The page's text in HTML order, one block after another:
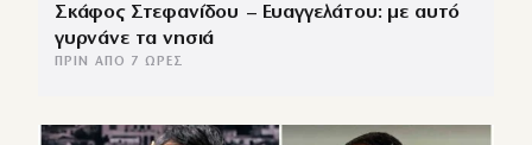
Σκάφος Στεφανίδου – Ευαγγελάτου: με αυτό
γυρνάνε τα νησιά
ΠΡΙΝ ΑΠΌ 7 ΏΡΕΣ